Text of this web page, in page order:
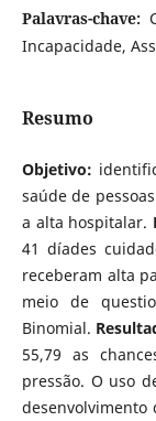
Palavras-chave:
Incapacidade,
Resumo
Objetivo:
saúde de
a alta hospitalar.
41 díades
receberam alta
meio de
Binomial.
55,79 as
pressão. O uso
desenvolvimento